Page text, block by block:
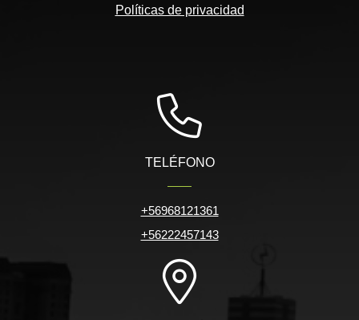
Políticas de privacidad
TELÉFONO
+56968121361
+56222457143